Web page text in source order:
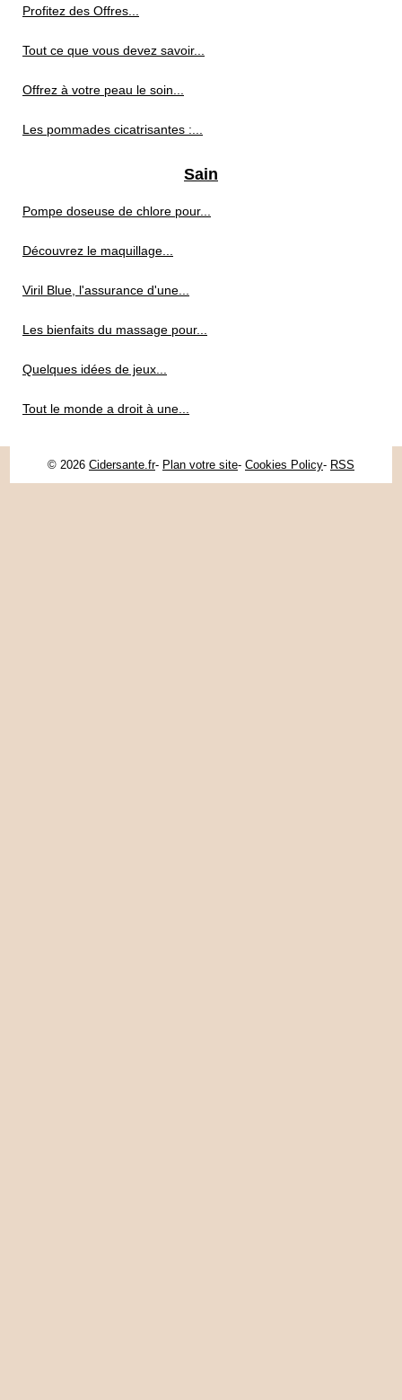
Profitez des Offres...
Tout ce que vous devez savoir...
Offrez à votre peau le soin...
Les pommades cicatrisantes :...
Sain
Pompe doseuse de chlore pour...
Découvrez le maquillage...
Viril Blue, l'assurance d'une...
Les bienfaits du massage pour...
Quelques idées de jeux...
Tout le monde a droit à une...
© 2026 Cidersante.fr- Plan votre site- Cookies Policy- RSS